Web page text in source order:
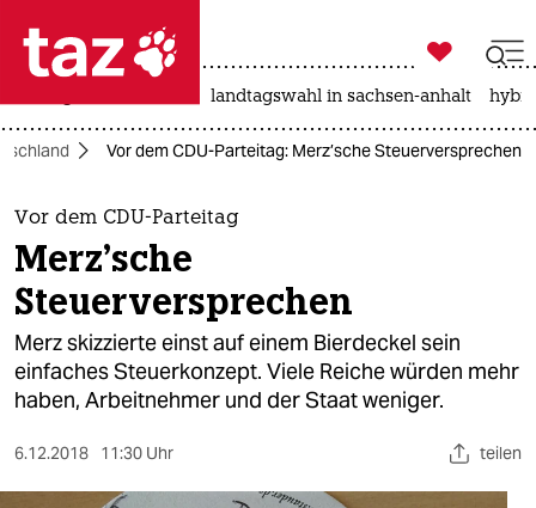
 taz zahl ich
taz zahl ich
themen
politik
öko
gesellschaft
sport

taz zahl ich
landtagswahl in sachsen-anhalt
Vor dem CDU-Parteitag: Merz’sche Steuerversprechen
Vor dem CDU-Parteitag
Merz’sche
Steuerversprechen
Merz skizzierte einst auf einem Bierdeckel sein
einfaches Steuerkonzept. Viele Reiche würden mehr
haben, Arbeitnehmer und der Staat weniger.
6.12.2018 11:30 Uhr teilen